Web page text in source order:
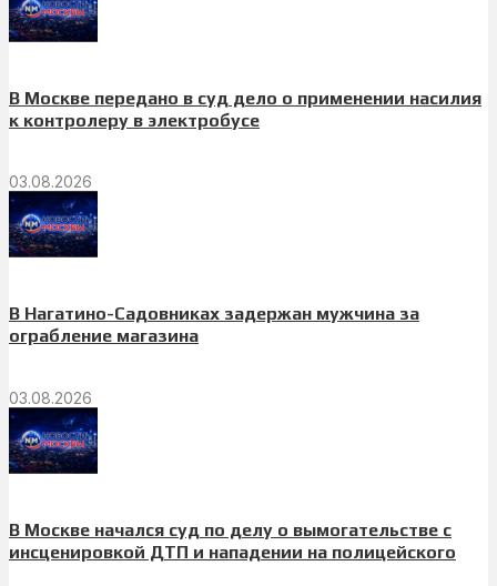
В Москве передано в суд дело о применении насилия
к контролеру в электробусе
03.08.2026
В Нагатино-Садовниках задержан мужчина за
ограбление магазина
03.08.2026
В Москве начался суд по делу о вымогательстве с
инсценировкой ДТП и нападении на полицейского